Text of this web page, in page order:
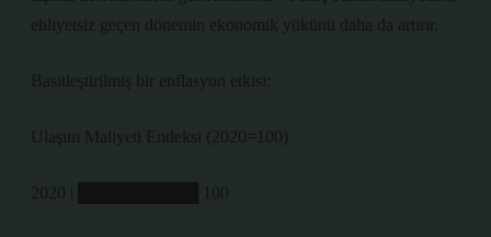
ehliyetsiz geçen dönemin ekonomik yükünü daha da artırır.
Basitleştirilmiş bir enflasyon etkisi:
Ulaşım Maliyeti Endeksi (2020=100)
2020 | ██████████ 100